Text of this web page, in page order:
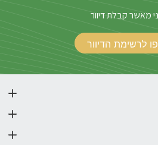
מאשר קבלת דיוור